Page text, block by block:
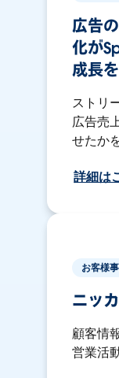
広告
化が
成長
ストリ
広告売
せたか
詳細は
お客様
ニッ
顧客情
営業活